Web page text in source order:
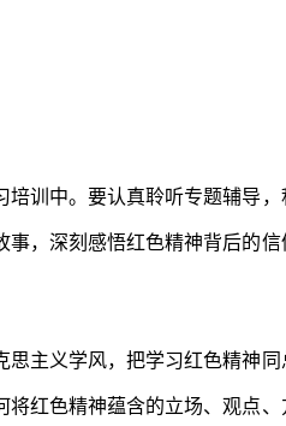
训中。要认真聆听专题辅导，
，深刻感悟红色精神背后的信
主义学风，把学习红色精神同
红色精神蕴含的立场、观点、